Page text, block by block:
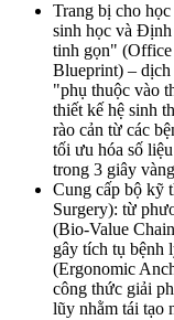
Trang bị cho
sinh học và
tinh gọn"
Blueprint) – dịch
"phụ thuộc vào
thiết kế hệ sinh
rào cản từ các
tối ưu hóa số
trong 3 giây
Cung cấp bộ kỹ
Surgery): từ
(Bio-Value
gây tích tụ bệnh
(Ergonomic
công thức giải
lũy nhằm tái tạo